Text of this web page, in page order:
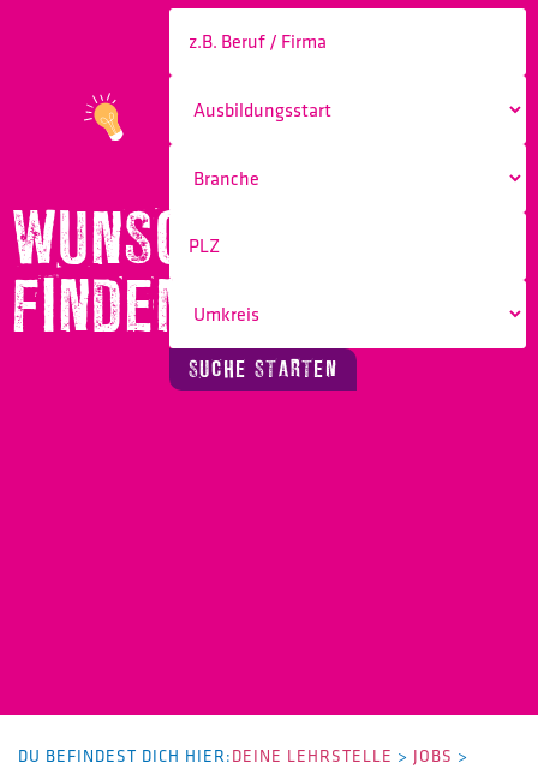
WUNSCHBERUF
FINDEN!
SUCHE STARTEN
DU BEFINDEST DICH HIER:DEINE LEHRSTELLE > JOBS >